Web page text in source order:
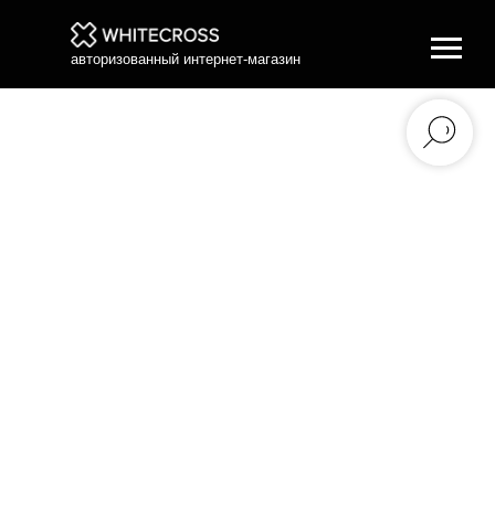
авторизованный интернет-магазин